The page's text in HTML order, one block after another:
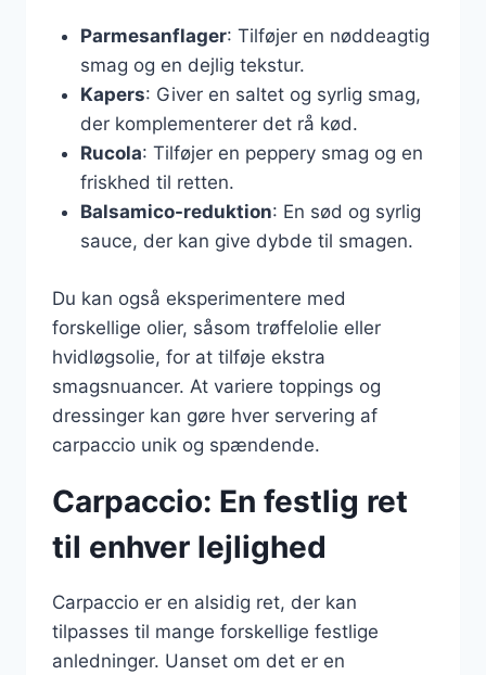
Parmesanflager: Tilføjer en nøddeagtig
smag og en dejlig tekstur.
Kapers: Giver en saltet og syrlig smag,
der komplementerer det rå kød.
Rucola: Tilføjer en peppery smag og en
friskhed til retten.
Balsamico-reduktion: En sød og syrlig
sauce, der kan give dybde til smagen.
Du kan også eksperimentere med
forskellige olier, såsom trøffelolie eller
hvidløgsolie, for at tilføje ekstra
smagsnuancer. At variere toppings og
dressinger kan gøre hver servering af
carpaccio unik og spændende.
Carpaccio: En festlig ret
til enhver lejlighed
Carpaccio er en alsidig ret, der kan
tilpasses til mange forskellige festlige
anledninger. Uanset om det er en